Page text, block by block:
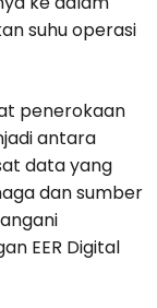
suhu operasi
penerokaan
antara
data yang
dan sumber
EER Digital